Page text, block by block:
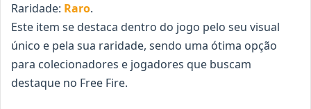
Raridade: Raro.
Este item se destaca dentro do jogo pelo seu visual
único e pela sua raridade, sendo uma ótima opção
para colecionadores e jogadores que buscam
destaque no Free Fire.